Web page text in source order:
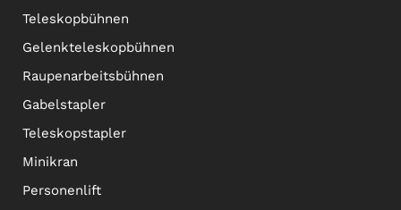
Teleskopbühnen
Gelenkteleskopbühnen
Raupenarbeitsbühnen
Gabelstapler
Teleskopstapler
Minikran
Personenlift